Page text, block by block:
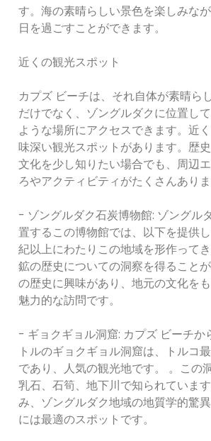
す。海の素晴らしい景色を楽しみな
日を過ごすことができます。
近くの観光スポット
カプズ ビーチは、それ自体が素晴ら
だけでなく、ゾングルダクに位置し
ような場所にアクセスできます。近
味深い観光スポットがあります。歴
文化を少し知りたい場合でも、周辺
ろやアクティビティがたくさんありま
- ゾングルダク石炭博物館: ゾングル
置するこの博物館では、以下を提供
紀以上にわたりこの地域を形作って
鉱の歴史についての洞察を得ること
の歴史に興味があり、地元の文化をも
魅力的な訪問です。
- ギョクギョル洞窟: カプズ ビーチか
トルのギョクギョル洞窟は、トルコ
であり、人気の観光地です。 。この
乳石、石筍、地下川で知られていま
み、ゾングルダク地域の地質学的驚
には最適のスポットです。